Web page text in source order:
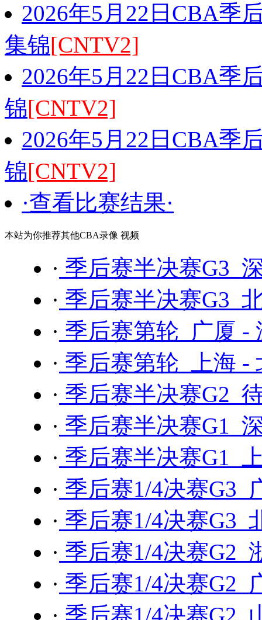
2026年5月22日CBA季
集锦[CNTV2]
2026年5月22日CBA季
锦[CNTV2]
2026年5月22日CBA季
锦[CNTV2]
·查看比赛结果·
本站为你推荐其他CBA录像 视频
· 季后赛半决赛G3
· 季后赛半决赛G3
· 季后赛第轮 广厦 -
· 季后赛第轮 上海 -
· 季后赛半决赛G2
· 季后赛半决赛G1
· 季后赛半决赛G1
· 季后赛1/4决赛G3
· 季后赛1/4决赛G3
· 季后赛1/4决赛G2
· 季后赛1/4决赛G2